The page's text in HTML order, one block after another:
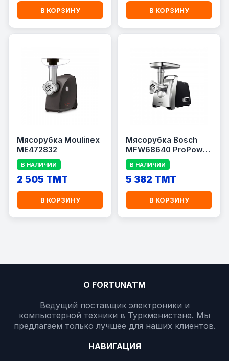
В КОРЗИНУ В КОРЗИНУ
Мясорубка Moulinex
ME472832
В НАЛИЧИИ
2 505 TMT
В КОРЗИНУ
Мясорубка Bosch
MFW68640 ProPower
2200W
В НАЛИЧИИ
5 382 TMT
В КОРЗИНУ
О FORTUNATM
Ведущий поставщик электроники и
компьютерной техники в Туркменистане. Мы
предлагаем только лучшее для наших клиентов.
НАВИГАЦИЯ